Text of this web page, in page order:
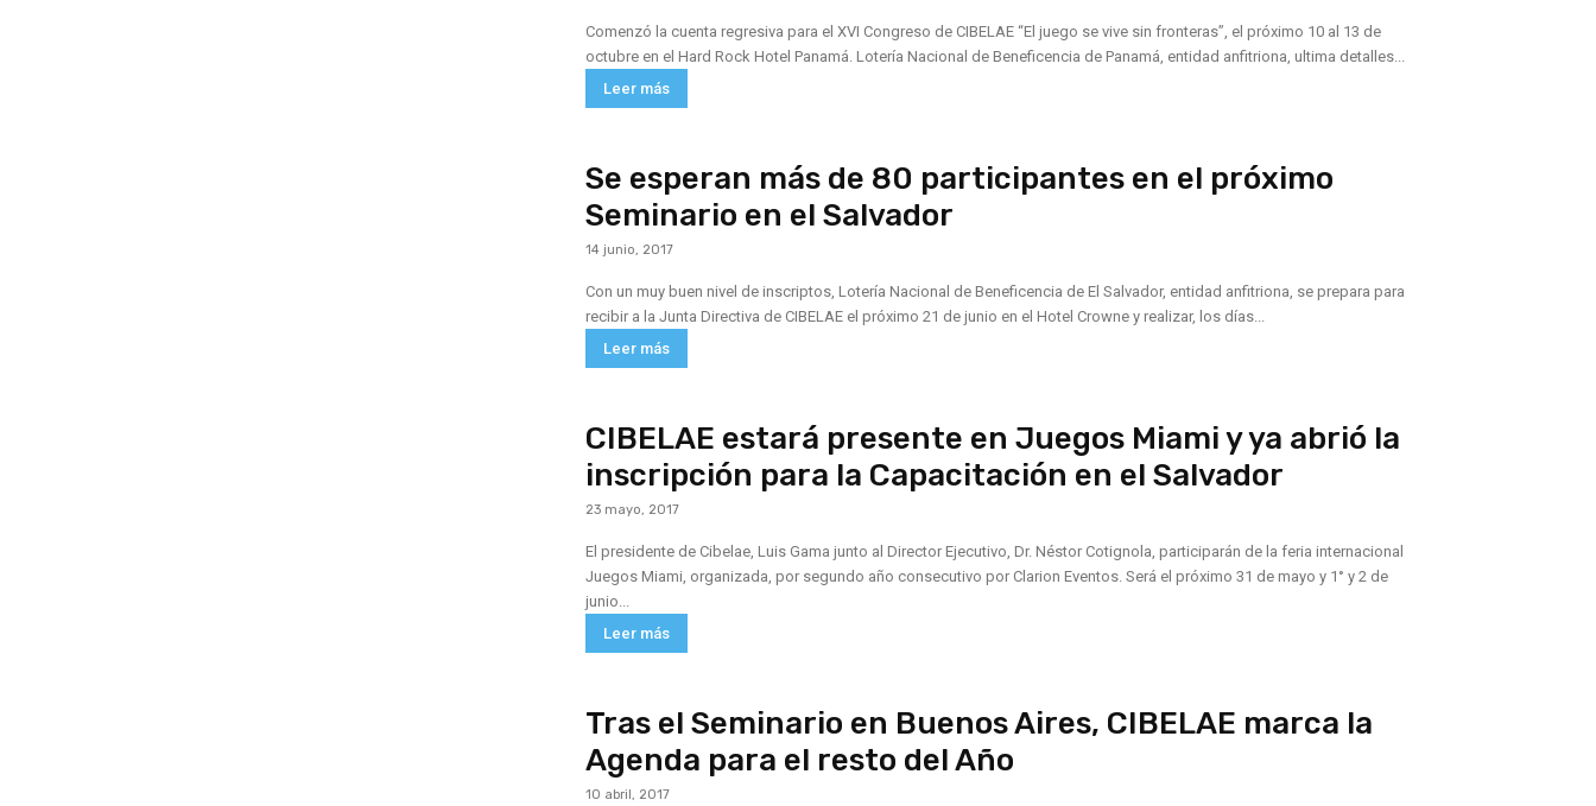
Comenzó la cuenta regresiva para el XVI Congreso de CIBELAE “El juego se vive sin fronteras”, el próximo 10 al 13 de
octubre en el Hard Rock Hotel Panamá. Lotería Nacional de Beneficencia de Panamá, entidad anfitriona, ultima detalles...
Leer más
Se esperan más de 80 participantes en el próximo
Seminario en el Salvador
14 junio, 2017
Con un muy buen nivel de inscriptos, Lotería Nacional de Beneficencia de El Salvador, entidad anfitriona, se prepara para
recibir a la Junta Directiva de CIBELAE el próximo 21 de junio en el Hotel Crowne y realizar, los días...
Leer más
CIBELAE estará presente en Juegos Miami y ya abrió la
inscripción para la Capacitación en el Salvador
23 mayo, 2017
El presidente de Cibelae, Luis Gama junto al Director Ejecutivo, Dr. Néstor Cotignola, participarán de la feria internacional
Juegos Miami, organizada, por segundo año consecutivo por Clarion Eventos. Será el próximo 31 de mayo y 1° y 2 de
junio...
Leer más
Tras el Seminario en Buenos Aires, CIBELAE marca la
Agenda para el resto del Año
10 abril, 2017